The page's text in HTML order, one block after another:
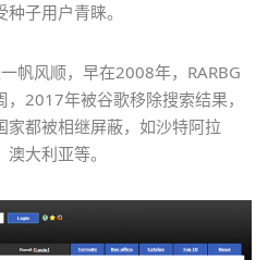
子用户青睐。
帆风顺，早在2008年，RARBG
2017年被谷歌移除搜索结果，
家都被相继屏蔽，如沙特阿拉
大利亚等。